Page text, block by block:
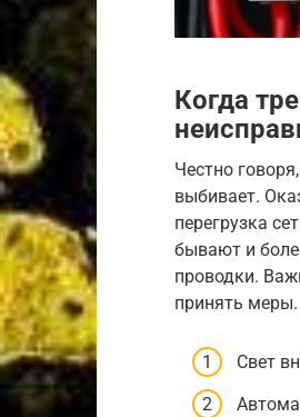
Когда
Честно
выбивает.
перегрузка
бывают и
проводки.
принять меры.
Свет